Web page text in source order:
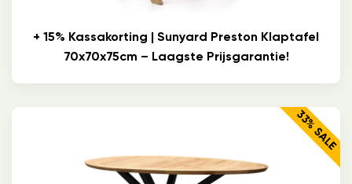
+ 15% Kassakorting | Sunyard Preston Klaptafel
70x70x75cm – Laagste Prijsgarantie!
33% SALE